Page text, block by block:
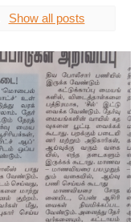
Show all posts